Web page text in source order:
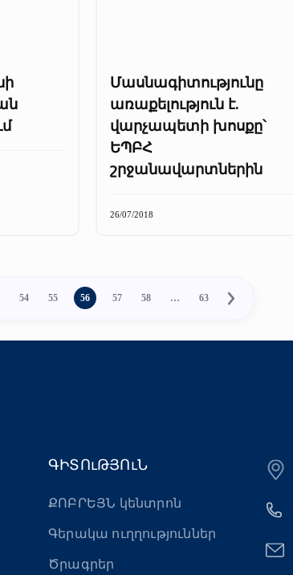
Մասնագիտությունը
առաքելություն է.
վարչապետի խոսքը՝
ԵՊԲՀ
շրջանավարտներին
26/07/2018
54 55 56 57 58 … 63
ԳԻՏՈւԹՅՈւՆ
ՔՈԲՐԵՅՆ կենտրոն
Գերակա ուղղություններ
Ծրագրեր